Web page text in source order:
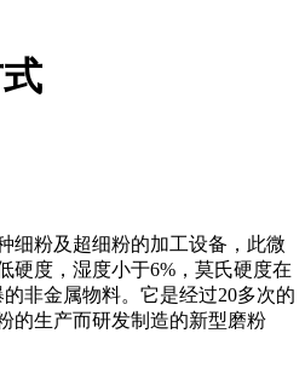
细粉及超细粉的加工设备，此微
硬度，湿度小于6%，莫氏硬度在
非金属物料。它是经过20多次的
的生产而研发制造的新型磨粉